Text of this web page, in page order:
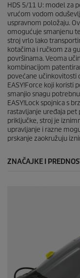
e
.
HDS 5/11 U: model za
vrućom vodom
uspravnom položaju.
omogućuje smanjenu
stroj vrlo lako
kotačima i ručkom za
površinama. Veoma
kombinacijom
povećane učinkovitosti
EASY!Force koji koristi
smanjio snagu
EASY!Lock spojnica s
rastavljanje uređaja
priključke, stroj je
upravljanje i razne
prskanje zaokružuju
ZNAČAJKE I